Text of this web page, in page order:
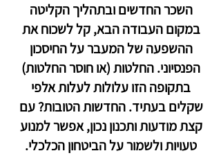
השכר החדשים ובתהליך הקליטה
במקום העבודה הבא, קל לשכוח את
ההשפעה של המעבר על החיסכון
הפנסיוני. החלטות (או חוסר החלטות)
בתקופה הזו עלולות לעלות אלפי
שקלים בעתיד. החדשות הטובות? עם
קצת מודעות ותכנון נכון, אפשר למנוע
טעויות ולשמור על הביטחון הכלכלי.